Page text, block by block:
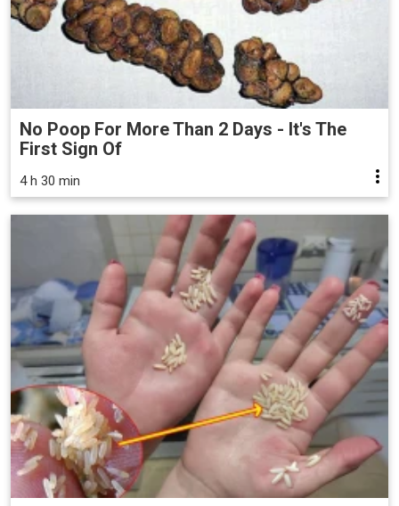
No Poop For More Than 2 Days - It's The
First Sign Of
4 h 30 min